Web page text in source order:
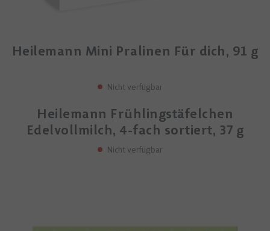
Heilemann Mini Pralinen Für dich, 91 g
Nicht verfügbar
Heilemann Frühlingstäfelchen
Edelvollmilch, 4-fach sortiert, 37 g
Nicht verfügbar